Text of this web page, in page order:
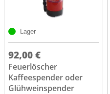
Lager
92,00 €
Feuerlöscher
Kaffeespender oder
Glühweinspender